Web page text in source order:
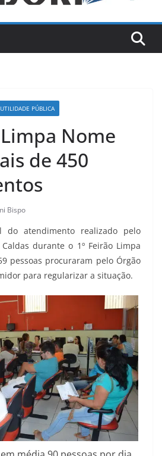
UTILIDADE PÚBLICA
Nome
de 450
Bispo
do atendimento realizado pelo
durante o 1º Feirão Limpa
pessoas procuraram pelo Órgão
para regularizar a situação.